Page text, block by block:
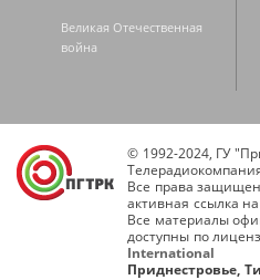
Великая Отечественная
война
© 1992-2024, ГУ
Все права
активная ссылка
Все материалы
доступны по
International
Приднестровье,